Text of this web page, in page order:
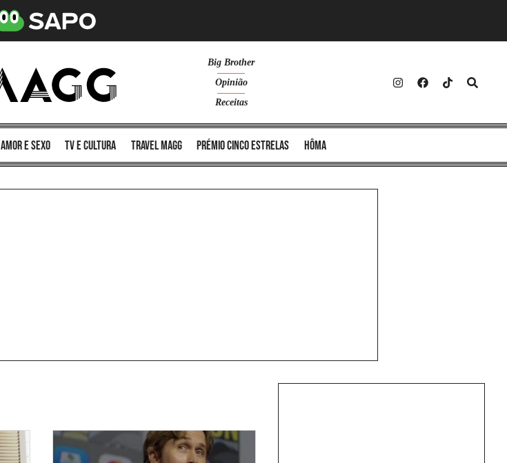
Big Brother
Opinião
Receitas
amor e sexo TV e cultura Travel MAGG Prémio Cinco Estrelas Hôma